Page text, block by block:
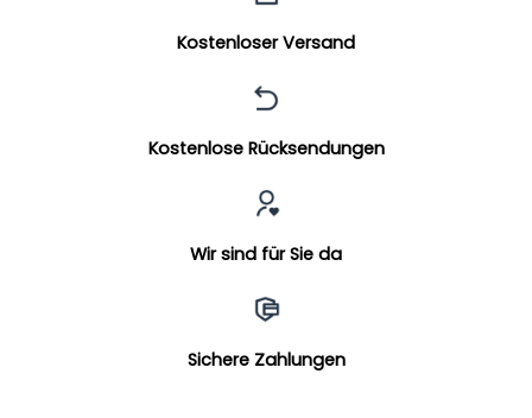
Kostenloser Versand
Kostenlose Rücksendungen
Wir sind für Sie da
Sichere Zahlungen